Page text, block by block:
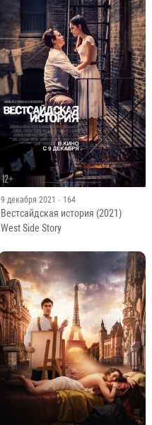
9 декабря 2021 · 164
Вестсайдская история (2021)
West Side Story